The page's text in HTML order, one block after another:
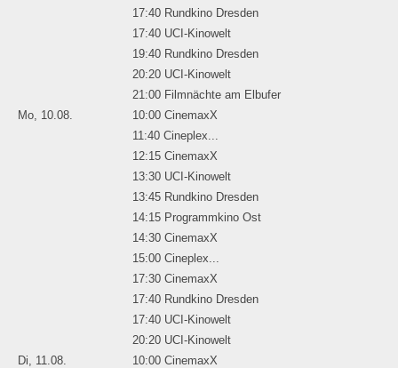
17:40 Rundkino Dresden
17:40 UCI-Kinowelt
19:40 Rundkino Dresden
20:20 UCI-Kinowelt
21:00 Filmnächte am Elbufer
Mo, 10.08.
10:00 CinemaxX
11:40 Cineplex...
12:15 CinemaxX
13:30 UCI-Kinowelt
13:45 Rundkino Dresden
14:15 Programmkino Ost
14:30 CinemaxX
15:00 Cineplex...
17:30 CinemaxX
17:40 Rundkino Dresden
17:40 UCI-Kinowelt
20:20 UCI-Kinowelt
Di, 11.08.
10:00 CinemaxX